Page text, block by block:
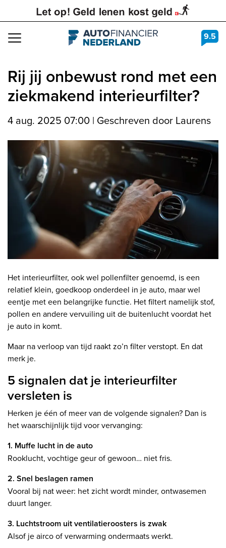
Navigation 9.5
Rij jij onbewust rond met een
ziekmakend interieurfilter?
4 aug. 2025 07:00 | Geschreven door Laurens
Het interieurfilter, ook wel pollenfilter genoemd, is een
relatief klein, goedkoop onderdeel in je auto, maar wel
eentje met een belangrijke functie. Het filtert namelijk stof,
pollen en andere vervuiling uit de buitenlucht voordat het
je auto in komt.
Maar na verloop van tijd raakt zo’n filter verstopt. En dat
merk je.
5 signalen dat je interieurfilter
versleten is
Herken je één of meer van de volgende signalen? Dan is
het waarschijnlijk tijd voor vervanging:
1. Muffe lucht in de auto
Rooklucht, vochtige geur of gewoon… niet fris.
2. Snel beslagen ramen
Vooral bij nat weer: het zicht wordt minder, ontwasemen
duurt langer.
3. Luchtstroom uit ventilatieroosters is zwak
Alsof je airco of verwarming ondermaats werkt.